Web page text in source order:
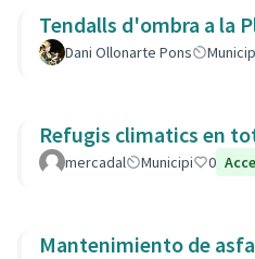
Tendalls d'ombra a la
Dani Ollonarte Pons
Refugis climatics en
mercadal Municipi 0
Mantenimiento de